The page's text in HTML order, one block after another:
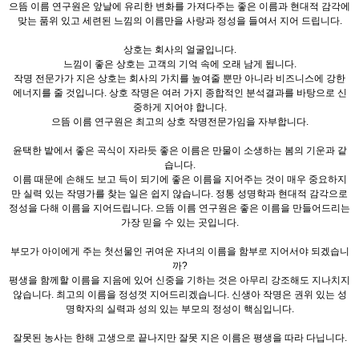
으뜸 이름 연구원은 앞날에 유리한 변화를 가져다주는 좋은 이름과 현대적 감각에
맞는 품위 있고 세련된 느낌의 이름만을 사랑과 정성을 들여서 지어 드립니다.
상호는 회사의 얼굴입니다.
느낌이 좋은 상호는 고객의 기억 속에 오래 남게 됩니다.
작명 전문가가 지은 상호는 회사의 가치를 높여줄 뿐만 아니라 비즈니스에 강한
에너지를 줄 것입니다. 상호 작명은 여러 가지 종합적인 분석결과를 바탕으로 신
중하게 지어야 합니다.
으뜸 이름 연구원은 최고의 상호 작명전문가임을 자부합니다.
윤택한 밭에서 좋은 곡식이 자라듯 좋은 이름은 만물이 소생하는 봄의 기운과 같
습니다.
이름 때문에 손해도 보고 득이 되기에 좋은 이름을 지어주는 것이 매우 중요하지
만 실력 있는 작명가를 찾는 일은 쉽지 않습니다. 정통 성명학과 현대적 감각으로
정성을 다해 이름을 지어드립니다. 으뜸 이름 연구원은 좋은 이름을 만들어드리는
가장 믿을 수 있는 곳입니다.
부모가 아이에게 주는 첫선물인 귀여운 자녀의 이름을 함부로 지어서야 되겠습니
까?
평생을 함께할 이름을 지음에 있어 신중을 기하는 것은 아무리 강조해도 지나치지
않습니다. 최고의 이름을 정성껏 지어드리겠습니다. 신생아 작명은 권위 있는 성
명학자의 실력과 성의 있는 부모의 정성이 핵심입니다.
잘못된 농사는 한해 고생으로 끝나지만 잘못 지은 이름은 평생을 따라 다닙니다.